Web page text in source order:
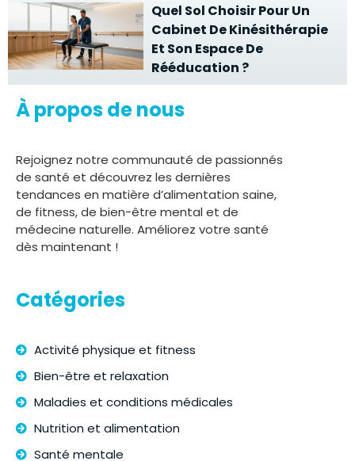
Quel Sol Choisir Pour Un
Cabinet De Kinésithérapie
Et Son Espace De
Rééducation ?
À propos de nous
Rejoignez notre communauté de passionnés
de santé et découvrez les dernières
tendances en matière d’alimentation saine,
de fitness, de bien-être mental et de
médecine naturelle. Améliorez votre santé
dès maintenant !
Catégories
Activité physique et fitness
Bien-être et relaxation
Maladies et conditions médicales
Nutrition et alimentation
Santé mentale